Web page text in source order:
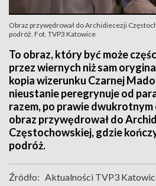
Obraz przywędrował do Archidiecezji
podróż. Fot. TVP3 Katowice
To obraz, który być może
przez wiernych niż sam
kopia wizerunku Czarnej
nieustanie peregrynuje od
razem, po prawie dwukrotnym
obraz przywędrował do
Częstochowskiej, gdzie
podróż.
Źródło: Aktualności TVP3